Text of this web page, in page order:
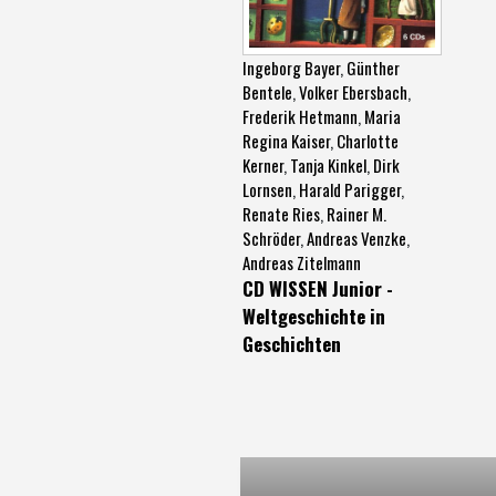
Ingeborg Bayer,Günther
Bentele,Volker Ebersbach,
Frederik Hetmann,Maria
Regina Kaiser,Charlotte
Kerner,Tanja Kinkel,Dirk
Lornsen,Harald Parigger,
Renate Ries,Rainer M.
Schröder,Andreas Venzke,
Andreas Zitelmann
CD WISSEN Junior -
Weltgeschichte in
Geschichten